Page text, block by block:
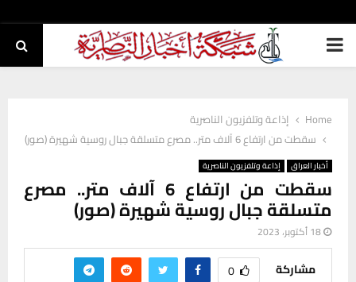
PRIMARY
Home
إذاعة وتلفزيون الناصرية
سقطت من ارتفاع 6 آلاف متر.. مصرع متسلقة جبال روسية شهيرة (صور)
أخبار العراق إذاعة وتلفزيون الناصرية
سقطت من ارتفاع 6 آلاف متر.. مصرع
متسلقة جبال روسية شهيرة (صور)
18 أكتوبر، 2023
مشاركة 0